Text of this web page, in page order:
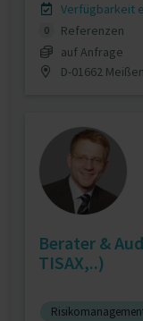
Verfügbarkeit
0
Referenzen
auf Anfrage
D-01662 Meißen
Berater &
TISAX,..)